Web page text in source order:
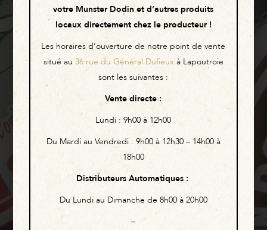
La Maison DODIN,
récompensée par une
Médaille d’Argent !
votre Munster Dodin et d’autres produits
locaux directement chez le producteur !
Les horaires d’ouverture de notre point de vente
situé au 36 rue du Général Dufieuxà Lapoutroie
sont les suivantes :
Vente directe :
Lundi :9h00 à 12h00
Du Mardi au Vendredi : 9h00 à 12h30 – 14h00 à
18h00
Distributeurs Automatiques:
Du Lundi au Dimanche de 8h00 à 20h00
–